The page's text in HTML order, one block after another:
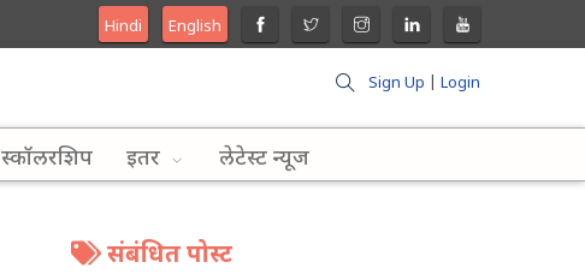
Hindi English
Sign Up Login
स्कॉलरशिप इतर लेटेस्ट न्यूज
संबंधित पोस्ट